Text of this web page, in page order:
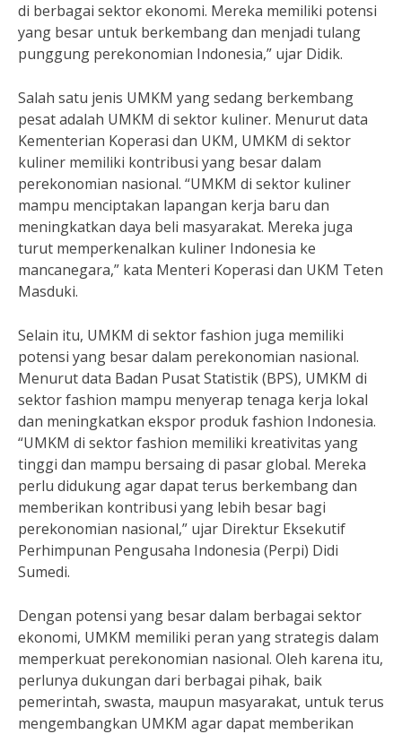
di berbagai sektor ekonomi. Mereka memiliki potensi
yang besar untuk berkembang dan menjadi tulang
punggung perekonomian Indonesia,” ujar Didik.
Salah satu jenis UMKM yang sedang berkembang
pesat adalah UMKM di sektor kuliner. Menurut data
Kementerian Koperasi dan UKM, UMKM di sektor
kuliner memiliki kontribusi yang besar dalam
perekonomian nasional. “UMKM di sektor kuliner
mampu menciptakan lapangan kerja baru dan
meningkatkan daya beli masyarakat. Mereka juga
turut memperkenalkan kuliner Indonesia ke
mancanegara,” kata Menteri Koperasi dan UKM Teten
Masduki.
Selain itu, UMKM di sektor fashion juga memiliki
potensi yang besar dalam perekonomian nasional.
Menurut data Badan Pusat Statistik (BPS), UMKM di
sektor fashion mampu menyerap tenaga kerja lokal
dan meningkatkan ekspor produk fashion Indonesia.
“UMKM di sektor fashion memiliki kreativitas yang
tinggi dan mampu bersaing di pasar global. Mereka
perlu didukung agar dapat terus berkembang dan
memberikan kontribusi yang lebih besar bagi
perekonomian nasional,” ujar Direktur Eksekutif
Perhimpunan Pengusaha Indonesia (Perpi) Didi
Sumedi.
Dengan potensi yang besar dalam berbagai sektor
ekonomi, UMKM memiliki peran yang strategis dalam
memperkuat perekonomian nasional. Oleh karena itu,
perlunya dukungan dari berbagai pihak, baik
pemerintah, swasta, maupun masyarakat, untuk terus
mengembangkan UMKM agar dapat memberikan